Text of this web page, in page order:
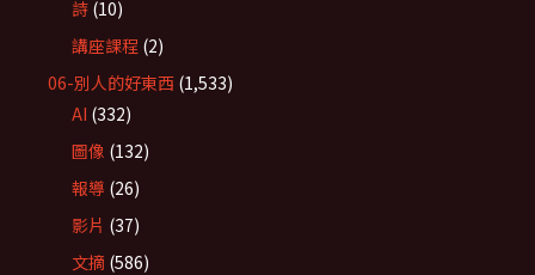
詩 (10)
講座課程 (2)
06-別人的好東西 (1,533)
AI (332)
圖像 (132)
報導 (26)
影片 (37)
文摘 (586)